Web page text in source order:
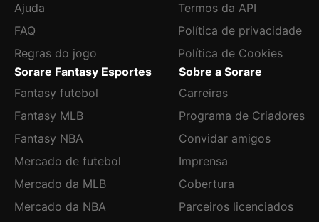
Ajuda
FAQ
Regras do jogo
Termos da API
Política de privacidade
Política de Cookies
Sorare Fantasy Esportes
Fantasy futebol
Fantasy MLB
Fantasy NBA
Mercado de futebol
Mercado da MLB
Mercado da NBA
Sobre a Sorare
Carreiras
Programa de Criadores
Convidar amigos
Imprensa
Cobertura
Parceiros licenciados